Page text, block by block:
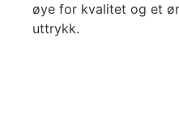
øye for kvalitet og et
uttrykk.